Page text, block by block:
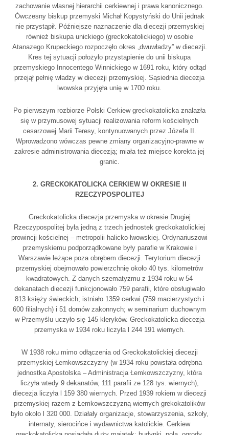
zachowanie własnej hierarchii cerkiewnej i prawa kanonicznego.
Ówczesny biskup przemyski Michał Kopystyński do Unii jednak
nie przystąpił. Późniejsze naznaczenie dla diecezji przemyskiej
również biskupa unickiego (greckokatolickiego) w osobie
Atanazego Krupeckiego rozpoczęło okres „dwuwładzy” w diecezji.
Kres tej sytuacji położyło przystąpienie do unii biskupa
przemyskiego Innocentego Winnickiego w 1691 roku, który odtąd
przejął pełnię władzy w diecezji przemyskiej. Sąsiednia diecezja
lwowska przyjęła unię w 1700 roku.
Po pierwszym rozbiorze Polski Cerkiew greckokatolicka znalazła
się w przymusowej sytuacji realizowania reform kościelnych
cesarzowej Marii Teresy, kontynuowanych przez Józefa II.
Wprowadzono wówczas pewne zmiany organizacyjno-prawne w
zakresie administrowania diecezją; miała też miejsce korekta jej
granic.
2. GRECKOKATOLICKA CERKIEW W OKRESIE II
RZECZYPOSPOLITEJ
Greckokatolicka diecezja przemyska w okresie Drugiej
Rzeczypospolitej była jedną z trzech jednostek greckokatolickiej
prowincji kościelnej – metropolii halicko-lwowskiej. Ordynariuszowi
przemyskiemu podporządkowane były parafie w Krakowie i
Warszawie leżące poza obrębem diecezji. Terytorium diecezji
przemyskiej obejmowało powierzchnię około 40 tys. kilometrów
kwadratowych. Z danych szematyzmu z 1934 roku w 54
dekanatach diecezji funkcjonowało 759 parafii, które obsługiwało
813 księży świeckich; istniało 1359 cerkwi (759 macierzystych i
600 filialnych) i 51 domów zakonnych; w seminarium duchownym
w Przemyślu uczyło się 145 kleryków. Greckokatolicka diecezja
przemyska w 1934 roku liczyła l 244 191 wiernych.
W 1938 roku mimo odłączenia od Greckokatolickiej diecezji
przemyskiej Łemkowszczyzny (w 1934 roku powstała odrębna
jednostka Apostolska – Administracja Łemkowszczyzny, która
liczyła wtedy 9 dekanatów, 111 parafii ze 128 tys. wiernych),
diecezja liczyła l 159 380 wiernych. Przed 1939 rokiem w diecezji
przemyskiej razem z Łemkowszczyzną wiernych grekokatolików
było około l 320 000. Działały organizacje, stowarzyszenia, szkoły,
internaty, sierocińce i wydawnictwa katolickie. Cerkiew